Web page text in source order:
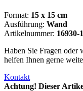
Format: 15 x 15 cm
Ausführung: Wand
Artikelnummer: 16930-
Haben Sie Fragen oder
helfen Ihnen gerne
Kontakt
Achtung! Dieser